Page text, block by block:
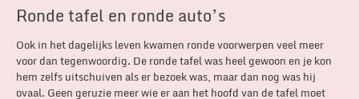
Ronde tafel en ronde auto’s
Ook in het dagelijks leven kwamen ronde voorwerpen veel meer
voor dan tegenwoordig. De ronde tafel was heel gewoon en je kon
hem zelfs uitschuiven als er bezoek was, maar dan nog was hij
ovaal. Geen geruzie meer wie er aan het hoofd van de tafel moet